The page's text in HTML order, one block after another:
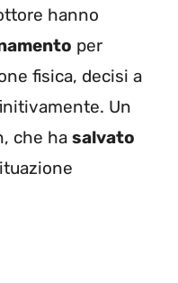
hanno
per
fisica, decisi a
Un
che ha salvato